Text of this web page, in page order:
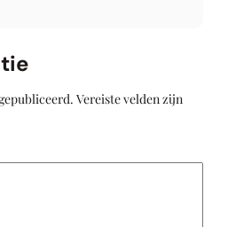
Vereiste velden zijn